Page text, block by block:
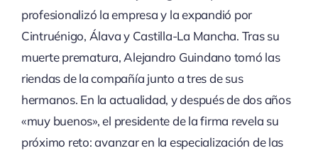
profesionalizó la empresa y la expandió por
Cintruénigo, Álava y Castilla-La Mancha. Tras su
muerte prematura, Alejandro Guindano tomó las
riendas de la compañía junto a tres de sus
hermanos. En la actualidad, y después de dos años
«muy buenos», el presidente de la firma revela su
próximo reto: avanzar en la especialización de las